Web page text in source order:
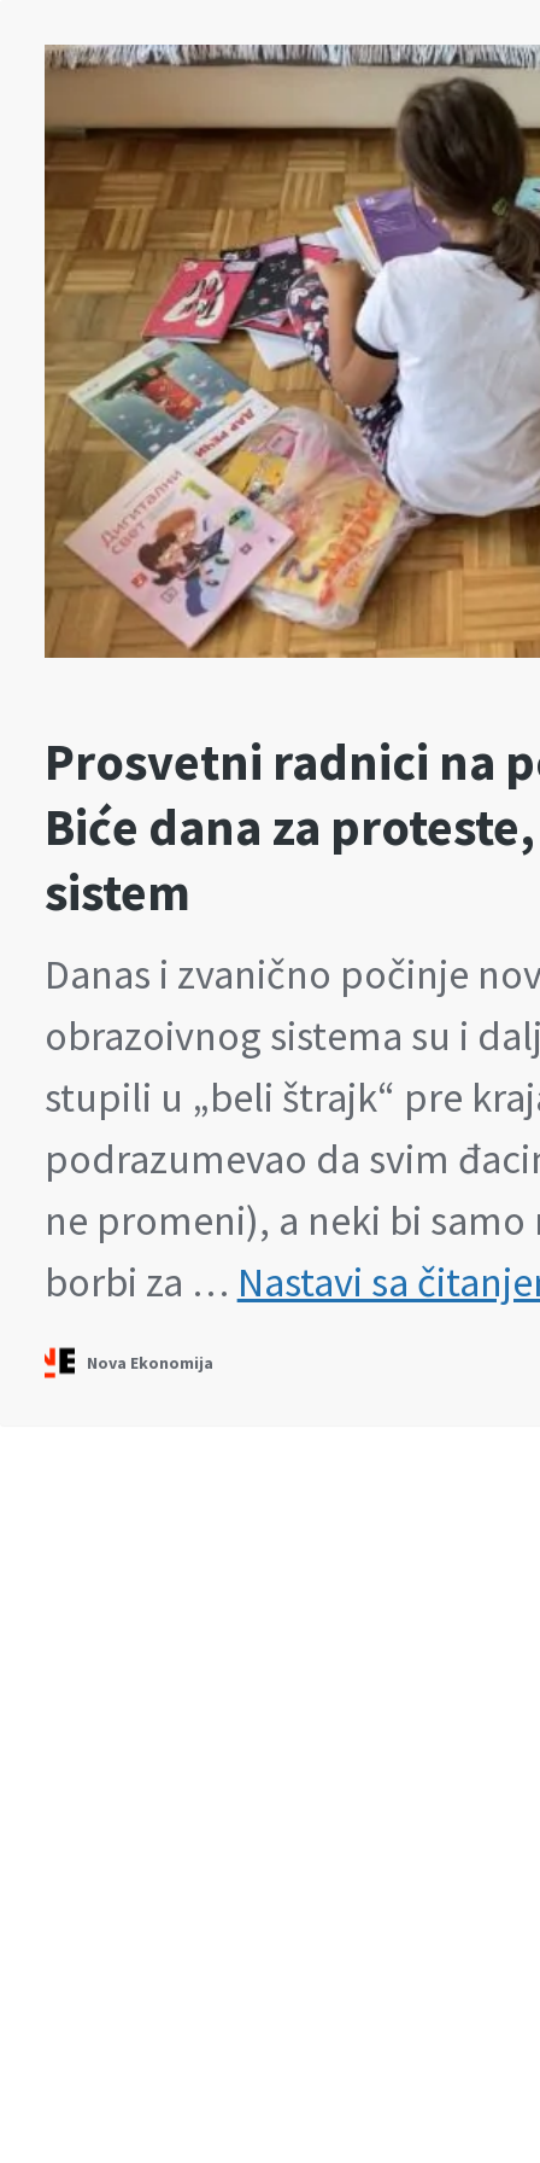
Prosvetni radnici na
Biće dana za
sistem
Danas i zvanično počinje
obrazoivnog sistema su i
stupili u „beli štrajk“ pre
podrazumevao da svim
ne promeni), a neki bi
borbi za … Nastavi sa
Nova Ekonomija